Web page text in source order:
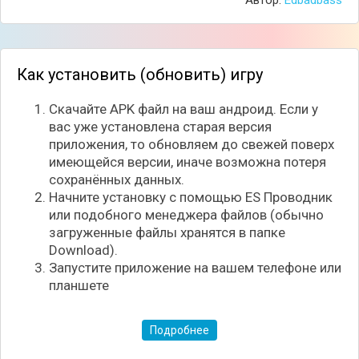
химические реагенты, сканеры и так далее. Но
конечно же главным приборов в таком деле это
Как установить (обновить) игру
Скачайте APK файл на ваш андроид. Если у
вас уже установлена старая версия
приложения, то обновляем до свежей поверх
имеющейся версии, иначе возможна потеря
сохранённых данных.
Начните установку с помощью ES Проводник
или подобного менеджера файлов (обычно
загруженные файлы хранятся в папке
Download).
Запустите приложение на вашем телефоне или
планшете
Подробнее